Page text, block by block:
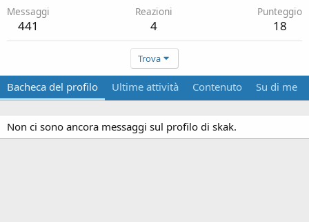
Messaggi
441
Reazioni
4
Punteggio
18
Trova
Bacheca del profilo Ultime attività Contenuto Su di me
Non ci sono ancora messaggi sul profilo di skak.